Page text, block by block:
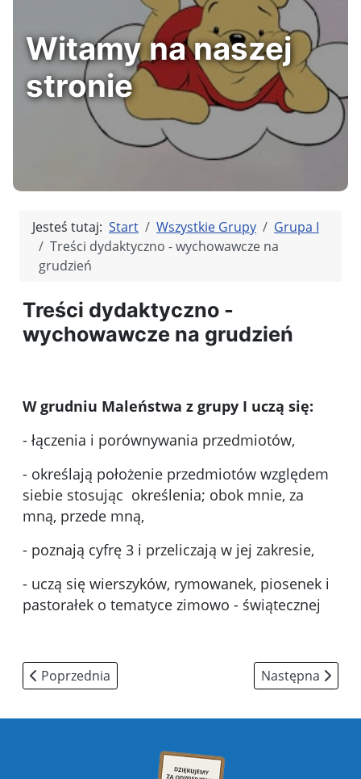
Witamy na naszej
stronie
Jesteś tutaj: Start Wszystkie Grupy
Grupa I
Treści dydaktyczno - wychowawcze na
grudzień
Treści dydaktyczno -
wychowawcze na grudzień
W grudniu Maleństwa z grupy I uczą się:
- łączenia i porównywania przedmiotów,
- określają położenie przedmiotów względem
siebie stosując określenia; obok mnie, za
mną, przede mną,
- poznają cyfrę 3 i przeliczają w jej zakresie,
- uczą się wierszyków, rymowanek, piosenek i
pastorałek o tematyce zimowo - świątecznej
Poprzednia strona: Treści dydaktyczno -wychowawcze
Poprzednia Następna
Następna